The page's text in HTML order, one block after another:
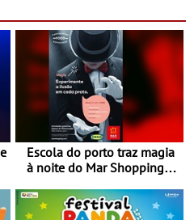
Shopping
Escola do porto traz magia
à noite do Mar Shopping
29 de abril, às 21h00